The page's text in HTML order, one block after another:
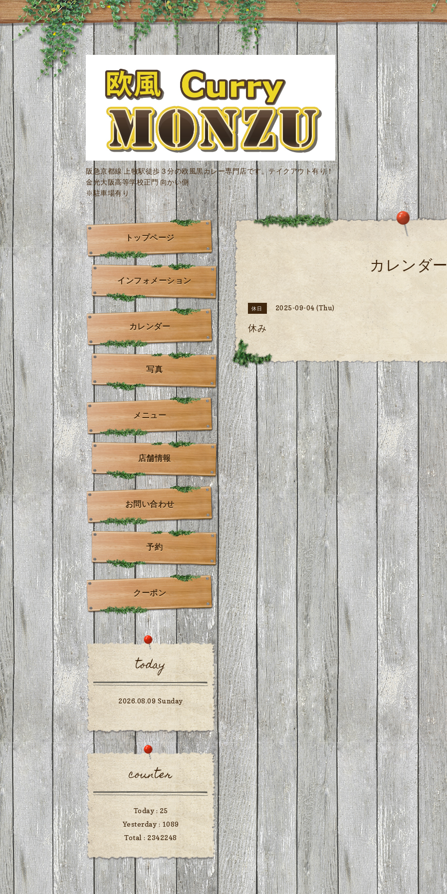
阪急京都線 上牧駅徒歩３分の欧風黒カレー専門店です。テイクアウト有り！
金光大阪高等学校正門 向かい側
※駐車場有り
カレンダ
休日 2025-09-04 (Thu)
休み
トップページ
インフォメーション
カレンダー
写真
メニュー
店舗情報
お問い合わせ
予約
クーポン
today
2026.08.09 Sunday
counter
Today : 25
Yesterday : 1089
Total : 2342248